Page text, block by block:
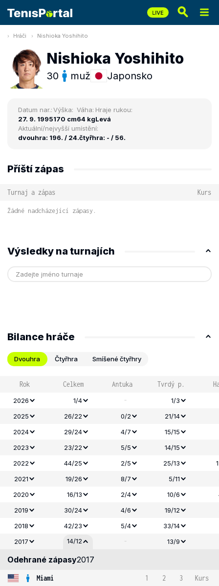
Hráči Nishioka Yoshihito
Nishioka Yoshihito
30 muž Japonsko
Datum nar.:
27. 9. 1995
Výška:
170 cm
Váha:
64 kg
Hraje rukou:
Levá
Aktuální/nejvyšší umístění:
dvouhra: 196. / 24.čtyřhra: - / 56.
Příští zápas
Turnaj a zápas Kurs
Žádné nadcházející zápasy.
Výsledky na turnajích
Bilance hráče
Dvouhra Čtyřhra Smíšené čtyřhry
Rok Celkem Antuka Tvrdý p.
2026 1/4 -
1/3
2025
26/22 0/2
21/14
2024
29/24 4/7
15/15
2023
23/22 5/5
14/15
2022
44/25 2/5 25/13
2021
19/26 8/7 5/11
2020
16/13 2/4 10/6
2019
30/24 4/6 19/12
2018
42/23 5/4 33/14
2017
14/12 - 13/9
Odehrané zápasy2017
Miami 1 2 3
Kurs